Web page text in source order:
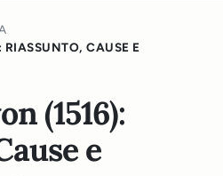
CAUSE E
(1516):
e